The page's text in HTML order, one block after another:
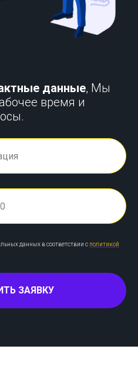
данные, Мы
время и
данных в соответствии с политикой
ЗАЯВКУ